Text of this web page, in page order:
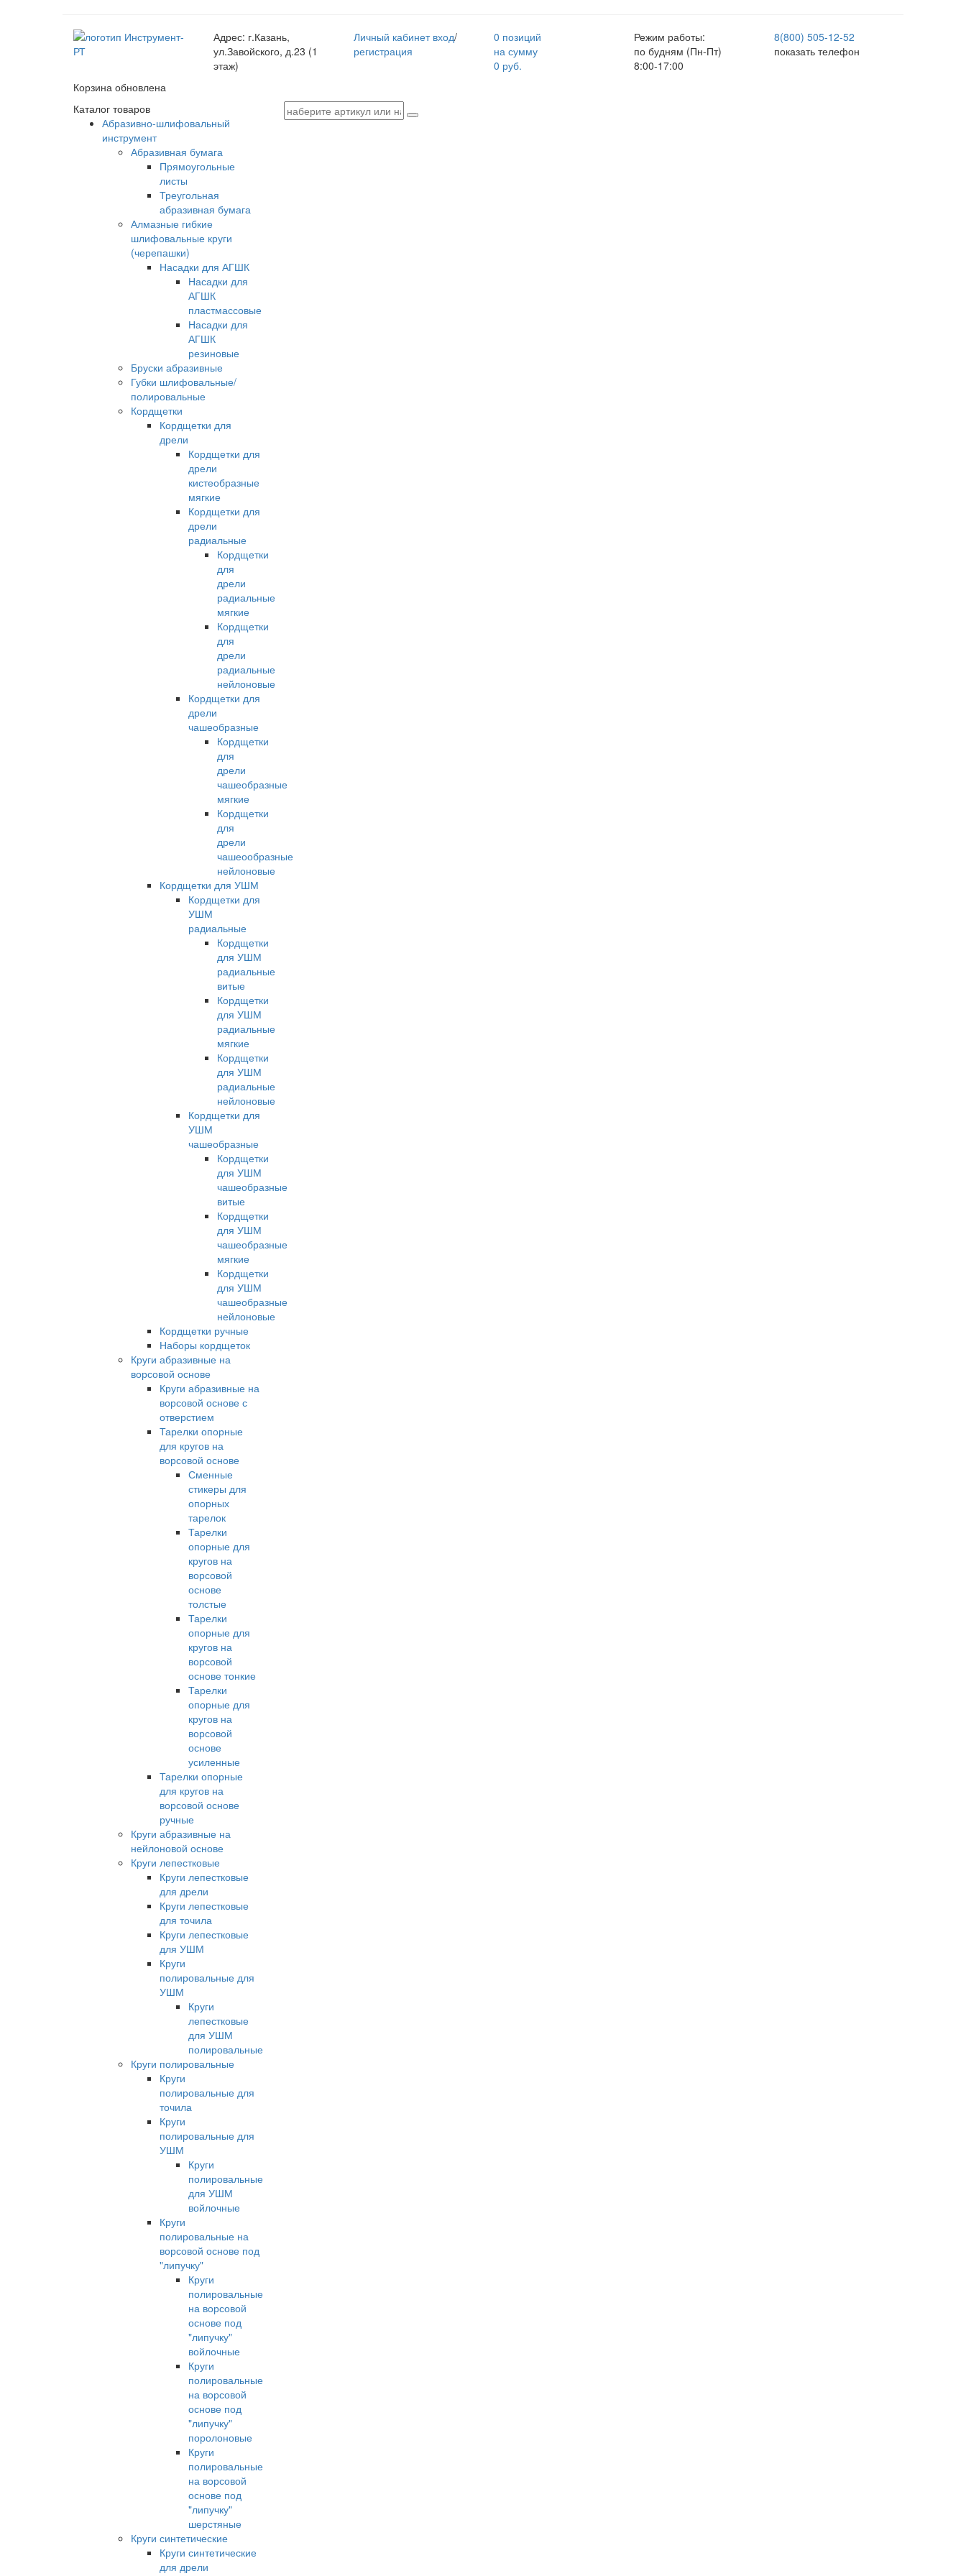
Адрес: г.Казань,
ул.Завойского, д.23 (1
этаж)
Личный кабинет вход/
регистрация
0 позиций
на сумму
0 руб.
Режим работы:
по будням (Пн-Пт)
8:00-17:00
8(800) 505-12-52
показать телефон
Корзина обновлена
Каталог товаров
Абразивно-шлифовальный
инструмент
Абразивная бумага
Прямоугольные
листы
Треугольная
абразивная бумага
Алмазные гибкие
шлифовальные круги
(черепашки)
Насадки для АГШК
Насадки для
АГШК
пластмассовые
Насадки для
АГШК
резиновые
Бруски абразивные
Губки шлифовальные/
полировальные
Кордщетки
Кордщетки для
дрели
Кордщетки для
дрели
кистеобразные
мягкие
Кордщетки для
дрели
радиальные
Кордщетки
для
дрели
радиальные
мягкие
Кордщетки
для
дрели
радиальные
нейлоновые
Кордщетки для
дрели
чашеобразные
Кордщетки
для
дрели
чашеобразные
мягкие
Кордщетки
для
дрели
чашеообразные
нейлоновые
Кордщетки для УШМ
Кордщетки для
УШМ
радиальные
Кордщетки
для УШМ
радиальные
витые
Кордщетки
для УШМ
радиальные
мягкие
Кордщетки
для УШМ
радиальные
нейлоновые
Кордщетки для
УШМ
чашеобразные
Кордщетки
для УШМ
чашеобразные
витые
Кордщетки
для УШМ
чашеобразные
мягкие
Кордщетки
для УШМ
чашеобразные
нейлоновые
Кордщетки ручные
Наборы кордщеток
Круги абразивные на
ворсовой основе
Круги абразивные на
ворсовой основе с
отверстием
Тарелки опорные
для кругов на
ворсовой основе
Сменные
стикеры для
опорных
тарелок
Тарелки
опорные для
кругов на
ворсовой
основе
толстые
Тарелки
опорные для
кругов на
ворсовой
основе тонкие
Тарелки
опорные для
кругов на
ворсовой
основе
усиленные
Тарелки опорные
для кругов на
ворсовой основе
ручные
Круги абразивные на
нейлоновой основе
Круги лепестковые
Круги лепестковые
для дрели
Круги лепестковые
для точила
Круги лепестковые
для УШМ
Круги
полировальные для
УШМ
Круги
лепестковые
для УШМ
полировальные
Круги полировальные
Круги
полировальные для
точила
Круги
полировальные для
УШМ
Круги
полировальные
для УШМ
войлочные
Круги
полировальные на
ворсовой основе под
"липучку"
Круги
полировальные
на ворсовой
основе под
"липучку"
войлочные
Круги
полировальные
на ворсовой
основе под
"липучку"
поролоновые
Круги
полировальные
на ворсовой
основе под
"липучку"
шерстяные
Круги синтетические
Круги синтетические
для дрели